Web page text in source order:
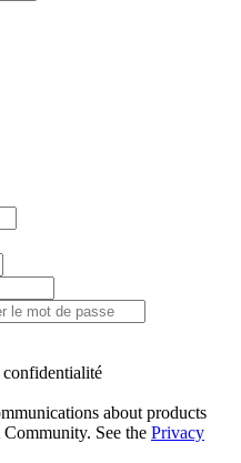
confidentialité
about products
See the Privacy